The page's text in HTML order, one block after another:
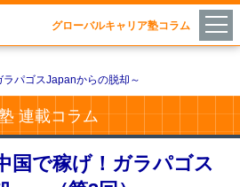
グローバルキャリア塾コラム
パゴスJapanからの脱却～
連載コラム
国で稼げ！ガラパゴス